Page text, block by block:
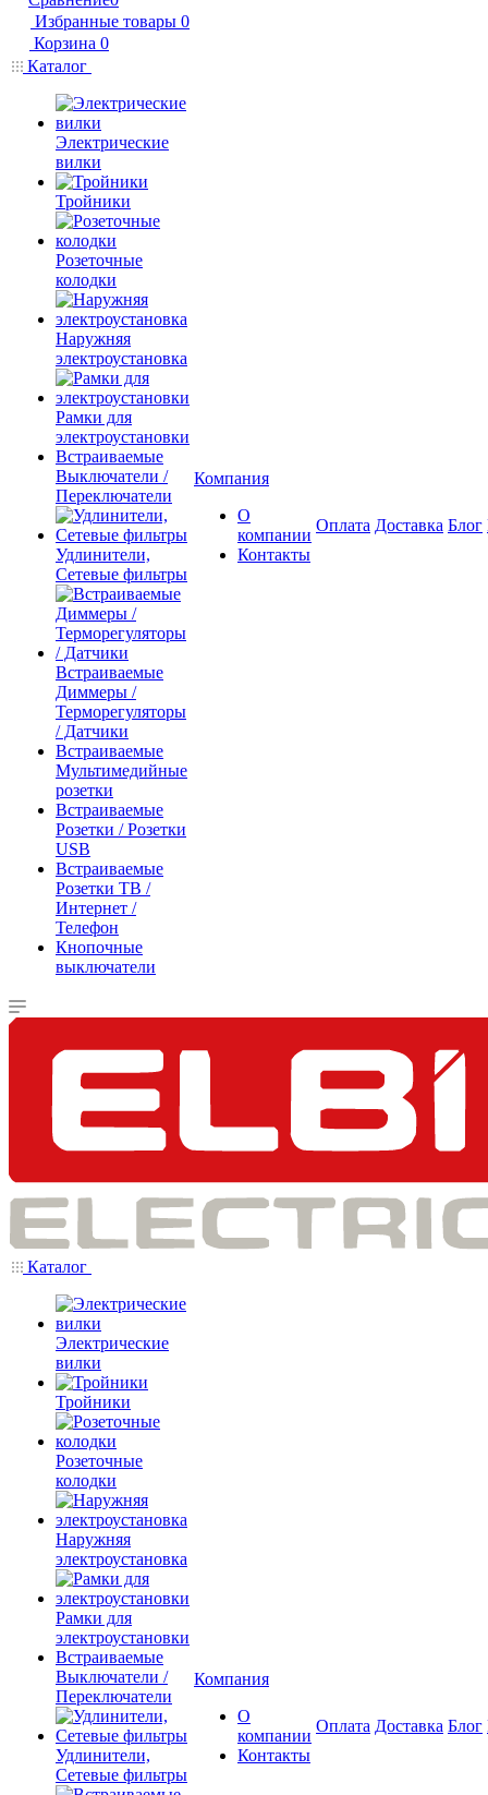
Избранные товары 0
Корзина 0
Каталог
Электрические
вилки
Тройники
Розеточные
колодки
Наружняя
электроустановка
Рамки для
электроустановки
Встраиваемые
Выключатели /
Переключатели
Удлинители,
Сетевые фильтры
Встраиваемые
Диммеры /
Терморегуляторы
/ Датчики
Встраиваемые
Мультимедийные
розетки
Встраиваемые
Розетки / Розетки
USB
Встраиваемые
Розетки ТВ /
Интернет /
Телефон
Кнопочные
выключатели
Компания
О
компании
Контакты
Оплата Доставка Блог
Каталог
Электрические
вилки
Тройники
Розеточные
колодки
Наружняя
электроустановка
Рамки для
электроустановки
Встраиваемые
Выключатели /
Переключатели
Удлинители,
Сетевые фильтры
Компания
О
компании
Контакты
Оплата Доставка Блог